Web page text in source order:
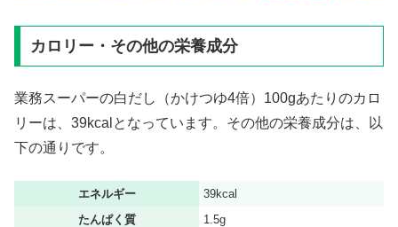
カロリー・その他の栄養成分
業務スーパーの白だし（かけつゆ4倍）100gあたりのカロ
リーは、39kcalとなっています。その他の栄養成分は、以
下の通りです。
エネルギー
39kcal
たんぱく質
1.5g